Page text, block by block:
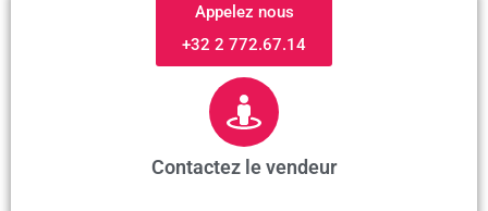
Appelez nous
+32 2 772.67.14
Contactez le vendeur